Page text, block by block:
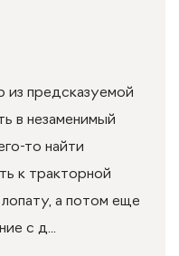
из предсказуемой
в незаменимый
то найти
к тракторной
а потом еще
с д...